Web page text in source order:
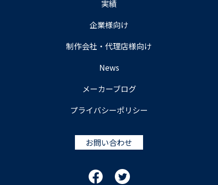
実績
企業様向け
制作会社・代理店様向け
News
メーカーブログ
プライバシーポリシー
お問い合わせ